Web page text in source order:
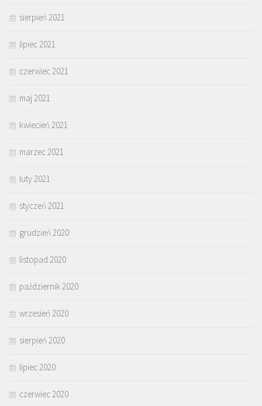
sierpień 2021
lipiec 2021
czerwiec 2021
maj 2021
kwiecień 2021
marzec 2021
luty 2021
styczeń 2021
grudzień 2020
listopad 2020
październik 2020
wrzesień 2020
sierpień 2020
lipiec 2020
czerwiec 2020